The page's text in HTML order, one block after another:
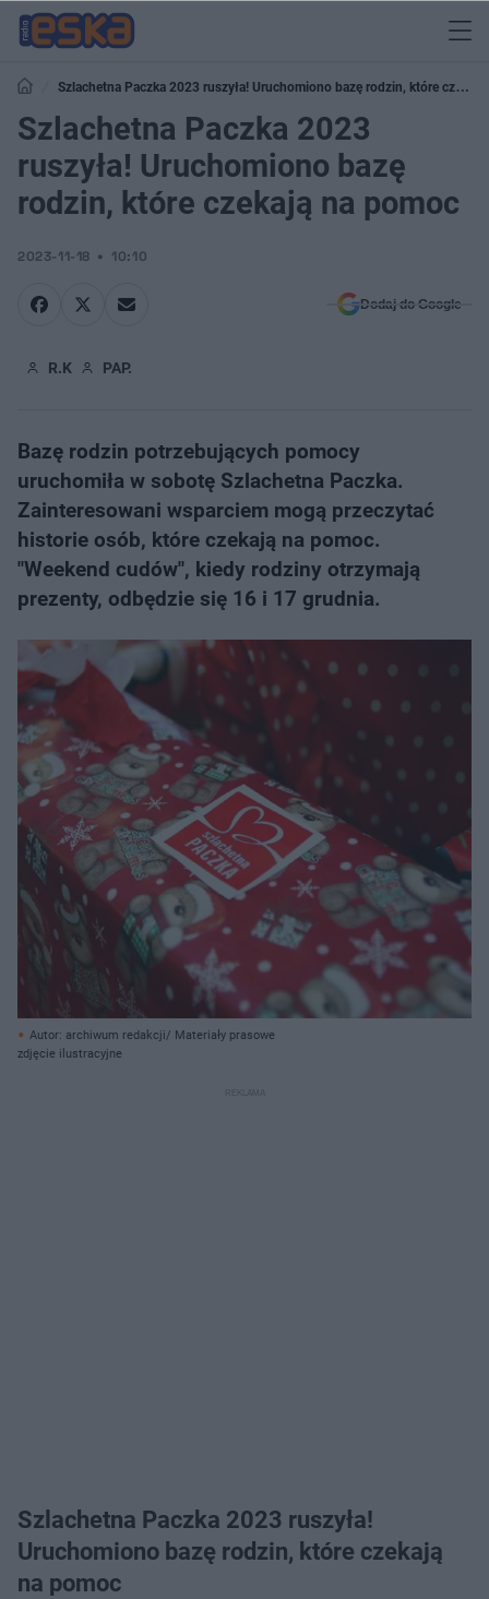
Szlachetna Paczka 2023 ruszyła! Uruchomiono bazę rodzin, które czekają
na pomoc
Szlachetna Paczka 2023
ruszyła! Uruchomiono bazę
rodzin, które czekają na pomoc
2023-11-18 10:10
Dodaj do Google
R.K PAP.
Bazę rodzin potrzebujących pomocy
uruchomiła w sobotę Szlachetna Paczka.
Zainteresowani wsparciem mogą przeczytać
historie osób, które czekają na pomoc.
"Weekend cudów", kiedy rodziny otrzymają
prezenty, odbędzie się 16 i 17 grudnia.
Autor: archiwum redakcji/ Materiały prasowe
zdjęcie ilustracyjne
Szlachetna Paczka 2023 ruszyła!
Uruchomiono bazę rodzin, które czekają
na pomoc